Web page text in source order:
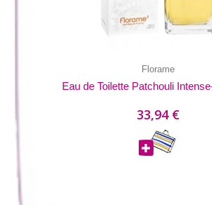
Florame
Eau de Toilette Patchouli
33,94 €